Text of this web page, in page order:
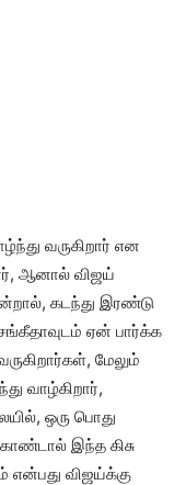
வருகிறார் என
ஆனால் விஜய்
கடந்து இரண்டு
ஏன் பார்க்க
மேலும்
வாழ்கிறார்,
ஒரு பொது
இந்த கிசு
என்பது விஜய்க்கு